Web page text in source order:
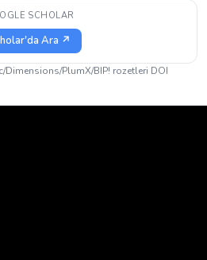
SCHOLAR
Ara ↗
PlumX/BIP! rozetleri DOI